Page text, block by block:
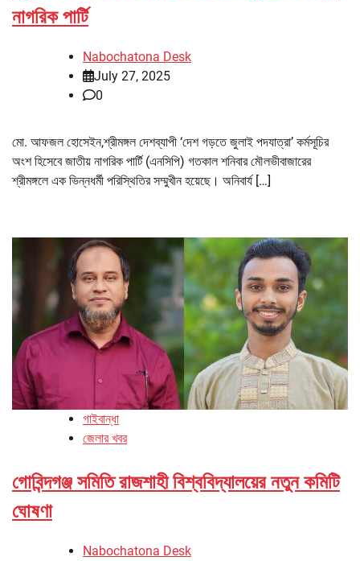
নাগরিক পার্টি
Nabochatona Desk
July 27, 2025
0
মো. আফজল হোসেইন,শ্রীমঙ্গল দেশব্যাপী ‘দেশ গড়তে জুলাই পদযাত্রা’ কর্মসূচির
অংশ হিসেবে জাতীয় নাগরিক পার্টি (এনসিপি) গতকাল শনিবার মৌলভীবাজারের
শ্রীমঙ্গলে এক ভিন্নধর্মী পরিস্থিতির সম্মুখীন হয়েছে। অনিবার্য […]
গাইবান্ধা
জেলার খবর
গোবিন্দগঞ্জ সমিতি রাজশাহী বিশ্ববিদ্যালয়ের নতুন কমিটি
ঘোষণা
Nabochatona Desk